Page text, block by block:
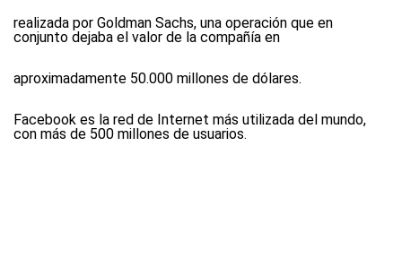
realizada por Goldman Sachs, una operación que en
conjunto dejaba el valor de la compañía en
aproximadamente 50.000 millones de dólares.
Facebook es la red de Internet más utilizada del mundo,
con más de 500 millones de usuarios.